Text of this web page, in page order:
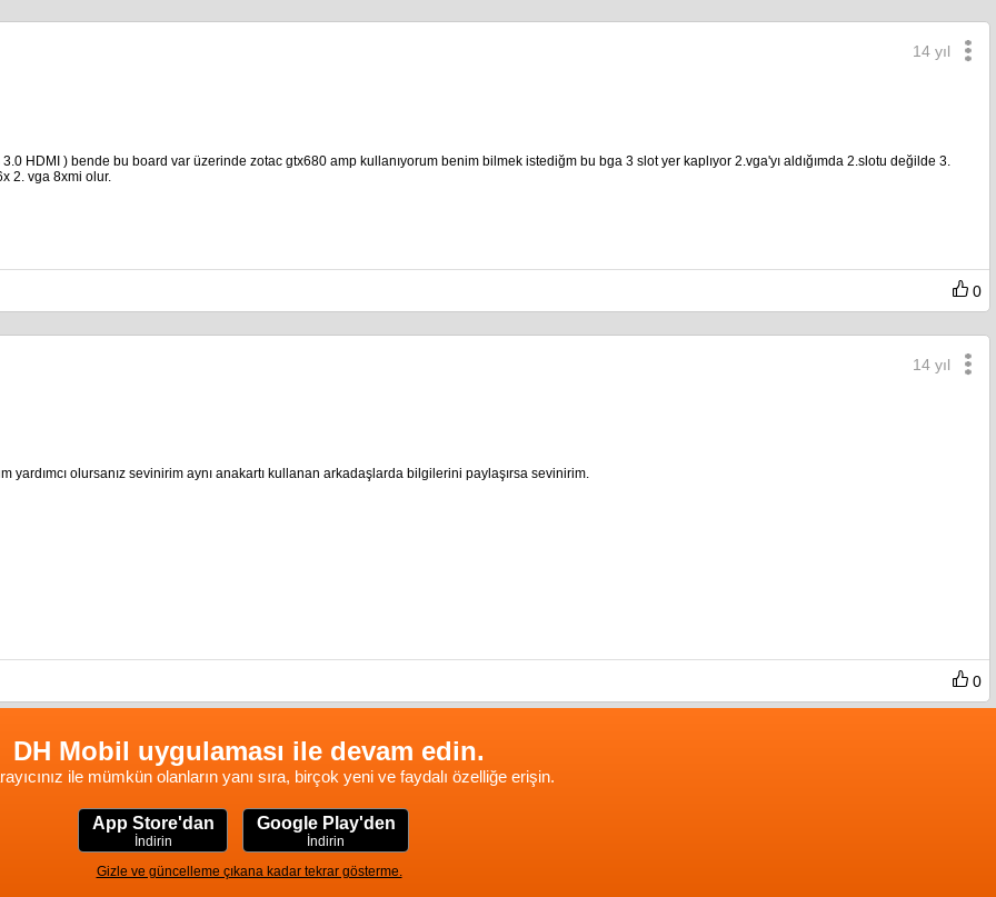
14 yıl
HDMI ) bende bu board var üzerinde zotac gtx680 amp kullanıyorum benim bilmek istediğm bu bga 3 slot yer kaplıyor 2.vga'yı aldığımda 2.slotu değilde 3.
2. vga 8xmi olur.
0
14 yıl
yardımcı olursanız sevinirim aynı anakartı kullanan arkadaşlarda bilgilerini paylaşırsa sevinirim.
0
DH Mobil uygulaması ile devam edin.
ile mümkün olanların yanı sıra, birçok yeni ve faydalı özelliğe erişin.
App Store'dan
İndirin
Google Play'den
İndirin
Gizle ve güncelleme çıkana kadar tekrar gösterme.